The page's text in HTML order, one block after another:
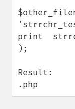
print
);
Result:
.php